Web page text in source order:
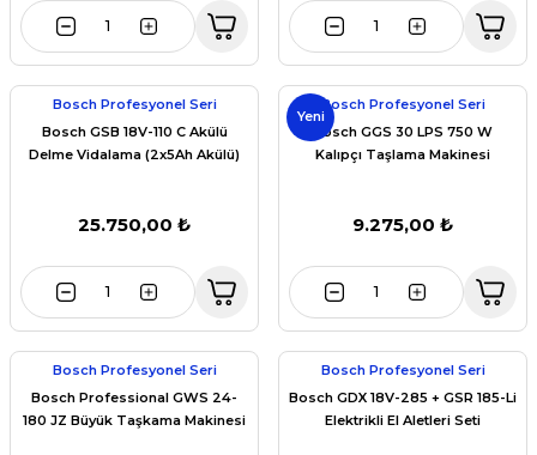
Bosch Profesyonel Seri
Bosch GSB 18V-110 C Akülü
Delme Vidalama (2x5Ah Akülü)
25.750,00 ₺
Yeni
Bosch Profesyonel Seri
Bosch GGS 30 LPS 750 W
Kalıpçı Taşlama Makinesi
9.275,00 ₺
Bosch Profesyonel Seri
Bosch Professional GWS 24-
180 JZ Büyük Taşkama Makinesi
Bosch Profesyonel Seri
Bosch GDX 18V-285 + GSR 185-Li
Elektrikli El Aletleri Seti